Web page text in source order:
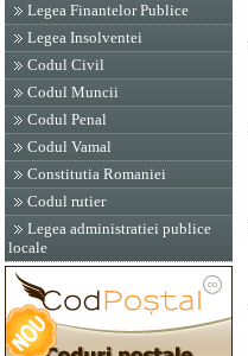
Legea Finantelor Publice
Legea Insolventei
Codul Civil
Codul Muncii
Codul Penal
Codul Vamal
Constitutia Romaniei
Codul rutier
Legea administratiei publice
locale